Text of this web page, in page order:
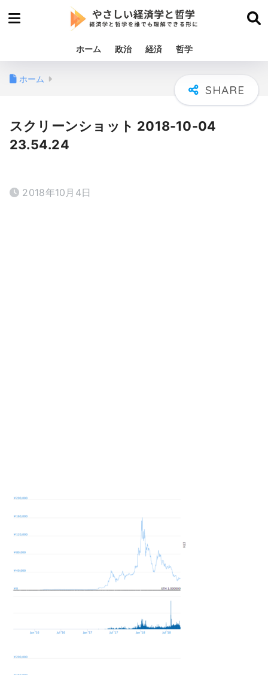
ホーム 政治 経済 哲学
ホーム
スクリーンショット 2018-10-04
23.54.24
2018年10月4日